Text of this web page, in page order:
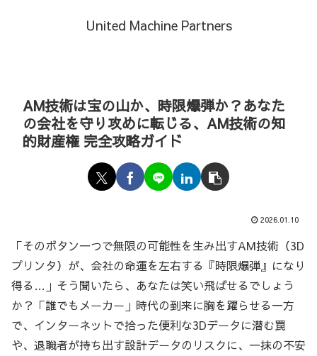
United Machine Partners
AM技術は宝の山か、時限爆弾か？あなた
の会社を守り攻めに転じる、AM技術の知
的財産権 完全攻略ガイド
2026.01.10
「そのボタン一つで無限の可能性を生み出すAM技術（3D
プリンタ）が、会社の命運を左右する『時限爆弾』になり
得る…」そう聞いたら、あなたは笑い飛ばせるでしょう
か？「誰でもメーカー」時代の到来に胸を躍らせる一方
で、インターネットで拾った便利な3Dデータに潜む罠
や、退職者が持ち出す設計データのリスクに、一抹の不安